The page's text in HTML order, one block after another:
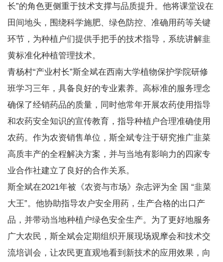
长”的角色更侧重于技术支撑与品质提升。他将课堂设在
田间地头，围绕科学施肥、绿色防控、准确用药等关键
环节，为种植户们提供手把手的技术指导，系统讲解韭
黄标准化种植管理技术。
青杨村“产业村长”斯全斌在西南大学植物保护学院研修
班学习三年，具备良好的专业素养。高标准的服务理念
确保了经销药品的质量，同时他常年开展农药使用指导
和农药安全知识的宣传教育，指导种植户合理准确使用
农药。作为农资销售单位，斯全斌专注于研究推广韭菜
高质丰产的全程解决方案，并与当地有影响力的四家专
业合作社建立了良好的合作关系。
斯全斌在2021年被《农资与市场》杂志评为全 国 “韭菜
大王”。他协助指导农户安全用药，生产合格的出口产
品，并带动当地种植户绿色安全生产。为了更好地服务
广大农民，斯全斌会定期组织开展现场观摩会和技术交
流培训会，让农民更直观地看到新技术的应用效果，向